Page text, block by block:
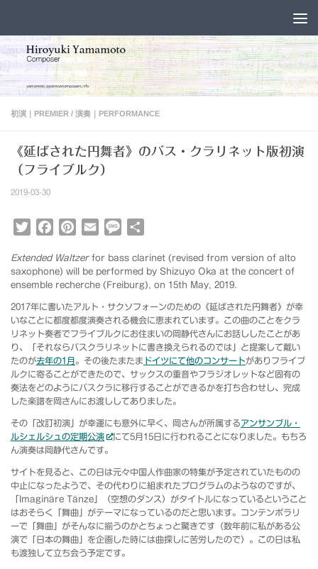
初演｜PREMIER / 演奏｜PERFORMANCE
《延ばされた円舞者》のバス・クラリネット版初演
（フライブルク）
2019-03-30
TwitterFacebook
Pinterest
Email Message
Extended Waltzerfor bass clarinet (revised from version of alto
saxophone) will be performed by Shizuyo Oka at the concert of
ensemble recherche (Freiburg), on 15th May, 2019.
2017年に書いたアルト・サクソフォーンのための《延ばされた円舞者》が幸
いなことに都度都度演奏される機会に恵まれています。この曲のことをクラ
リネット奏者でフライブルクにお住まいの岡静代さんにお話ししたことがあ
り、「それならバスクラリネットに書き換えられるのでは」と提案して戴い
たのが去年の1月。その後たまたま ドイツにて他のコンサートがありフライブ
ルクに寄ることができたので、サックスの重音やフラジオレットなど固有の
奏法をどのようにバスクラに移行することができるかを打ち合わせし、完成
した楽譜を岡さんにお渡ししてありました。
その「改訂初演」が幸運にも意外に早く、岡さんが所属するアンサンブル・
ルシェルシュの定期公演
にて5月15日に行われることになりました。もちろ
ん演奏は岡静代さんです。
サイトを見ると、この日は元々中国人作曲家の特集が予定されていたものの
中止になったようで、その代わりに組まれたプログラムのようなのですが、
「Imaginäre Tänze」（空想のダンス）がタイトルになっているということ
はおそらく「舞曲」がテーマになっているのだと思います。コンテンポラリ
ーで「舞曲」がそんなに揃うのかとちょっと驚きです（数年前に私がある公
演で「日本の舞曲」を企画した時には曲探しに苦労したので）。この日は私
も渡独して立ち会う予定です。